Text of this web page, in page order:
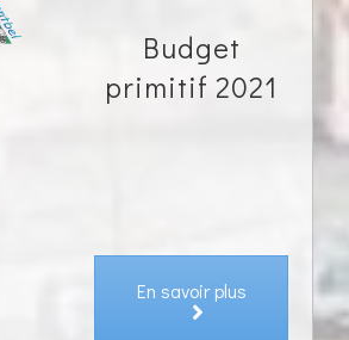
Budget
primitif 2021
En savoir plus